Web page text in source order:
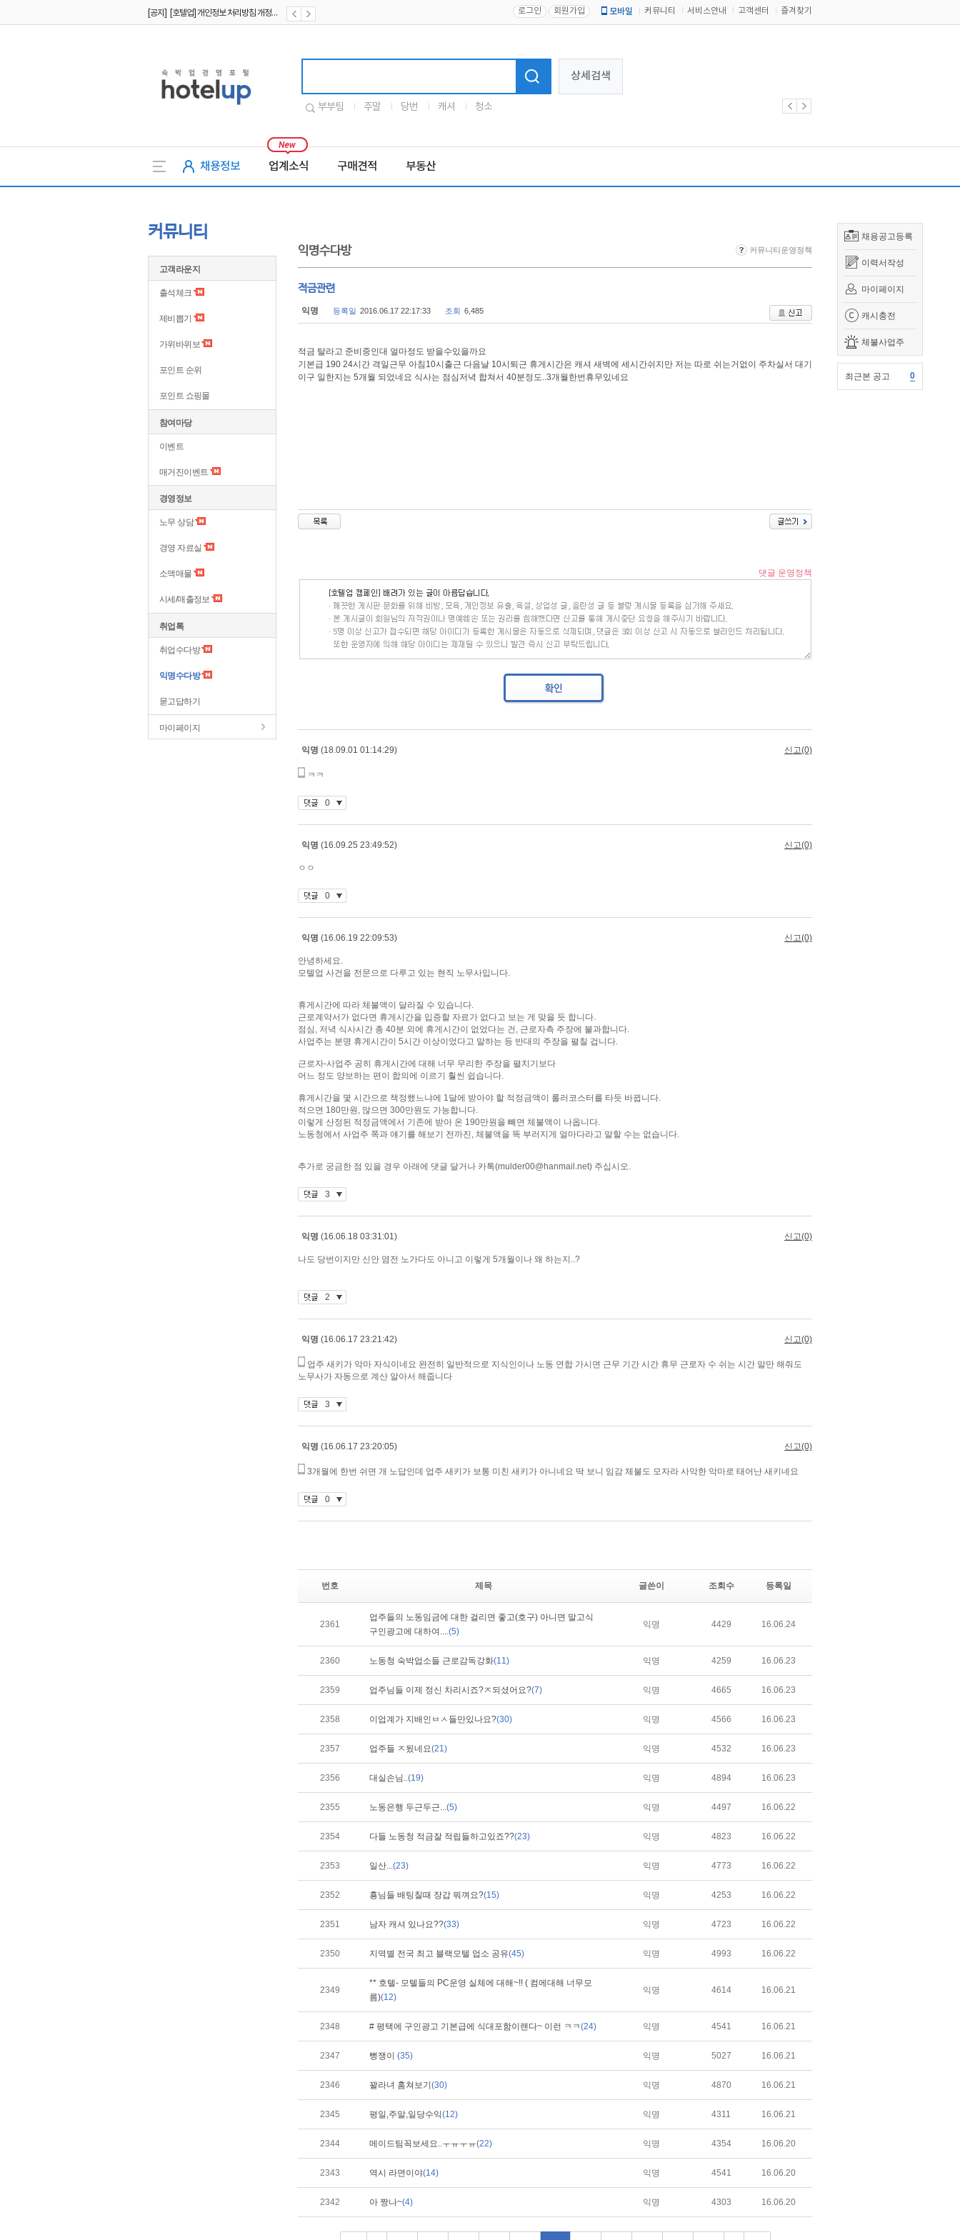
[공지] [호텔업] 개인정보 처리방침 개정본1 (19.09.02) 로그인 회원가입 모바일 커뮤니티 서비스안내 고객센터 즐겨찾기
상세검색
부부팀 주말 당번 캐셔 청소
채용정보 업계소식 구매견적 부동산
채용공고등록
이력서작성
마이페이지
캐시충전
체불사업주
최근본 공고 0
커뮤니티
고객라운지
출석체크
제비뽑기
가위바위보
포인트 순위
포인트 쇼핑몰
참여마당
이벤트
매거진이벤트
경영정보
노무 상담
경영 자료실
소액매물
시세/매출정보
취업톡
취업수다방
익명수다방
묻고답하기
마이페이지
익명수다방 커뮤니티운영정책
적금관련
익명 등록일 2016.06.17 22:17:33 조회 6,485
적금 탈라고 준비중인대 얼마정도 받을수있을까요
기본급 190 24시간 격일근무 아침10시출근 다음날 10시퇴근 휴게시간은 캐셔 새벽에 세시간쉬지만 저는 따로 쉬는거없이 주차실서 대기
이구 일한지는 5개월 되었네요 식사는 점심저녁 합쳐서 40분정도..3개월한번휴무있네요
번호 제목 글쓴이 조회수 등록일
2361
업주들의 노동임금에 대한 걸리면 좋고(호구) 아니면 말고식
구인광고에 대하여....(5)
익명 4429 16.06.24
2360 노동청 숙박업소들 근로감독강화(11) 익명 4259 16.06.23
2359 업주님들 이제 정신 차리시죠?ㅈ되셨어요?(7) 익명 4665 16.06.23
2358 이업계가 지배인ㅂㅅ들만있나요?(30) 익명 4566 16.06.23
2357 업주들 ㅈ됬네요(21) 익명 4532 16.06.23
2356 대실손님..(19) 익명 4894 16.06.23
2355 노동은행 두근두근...(5) 익명 4497 16.06.22
2354 다들 노동청 적금잘 적립들하고있죠??(23) 익명 4823 16.06.22
2353 일산...(23) 익명 4773 16.06.22
2352 횽님들 배팅칠때 장갑 뭐껴요?(15) 익명 4253 16.06.22
2351 남자 캐셔 있나요??(33) 익명 4723 16.06.22
2350 지역별 전국 최고 블랙모텔 업소 공유(45) 익명 4993 16.06.22
2349
** 호텔- 모텔들의 PC운영 실체에 대해~!! ( 컴에대해 너무모
름)(12)
익명 4614 16.06.21
2348 # 평택에 구인광고 기본급에 식대포함이랜다~ 이런 ㅋㅋ(24) 익명 4541 16.06.21
2347 뻥쟁이 (35) 익명 5027 16.06.21
2346 꽐라녀 훔쳐보기 (30) 익명 4870 16.06.21
2345 평일,주말,일당수익(12) 익명 4311 16.06.21
2344 메이드팀꼭보세요..ㅜㅠㅜㅠ(22) 익명 4354 16.06.20
2343 역시 라면이야(14) 익명 4541 16.06.20
2342 아 짱나~(4) 익명 4303 16.06.20